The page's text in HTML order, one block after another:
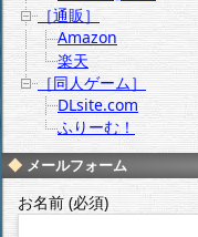
［通販］
Amazon
楽天
［同人ゲーム］
DLsite.com
ふりーむ！
メールフォーム
お名前 (必須)